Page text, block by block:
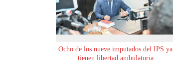
Ocho de los nueve imputados del IPS ya
tienen libertad ambulatoria